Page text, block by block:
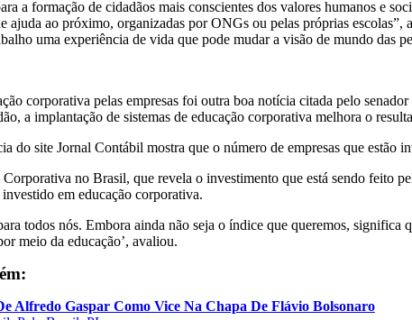
a formação de cidadãos mais conscientes dos valores humanos e
ajuda ao próximo, organizadas por ONGs ou pelas próprias
uma experiência de vida que pode mudar a visão de mundo das
corporativa pelas empresas foi outra boa notícia citada pelo
a implantação de sistemas de educação corporativa melhora o
do site Jornal Contábil mostra que o número de empresas que estão
no Brasil, que revela o investimento que está sendo feito
em educação corporativa.
todos nós. Embora ainda não seja o índice que queremos, significa
meio da educação’, avaliou.
Alfredo Gaspar Como Vice Na Chapa De Flávio Bolsonaro